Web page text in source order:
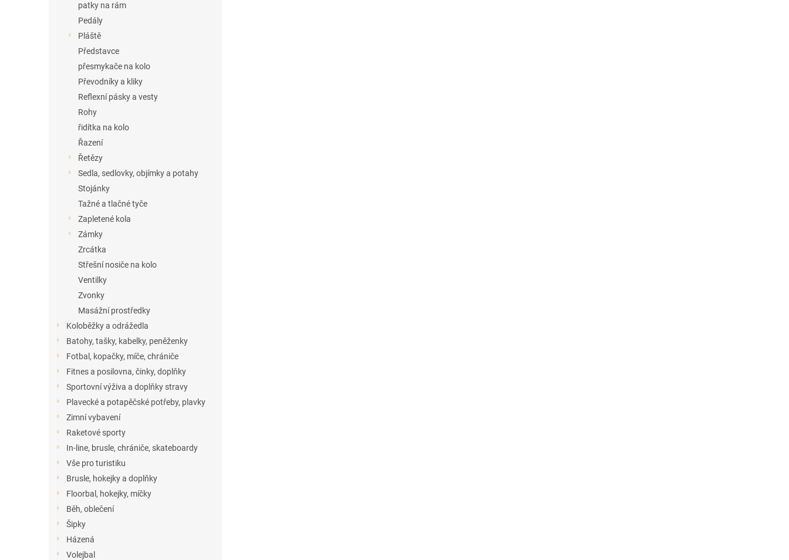
patky na rám
Pedály
Pláště
Představce
přesmykače na kolo
Převodníky a kliky
Reflexní pásky a vesty
Rohy
řidítka na kolo
Řazení
Řetězy
Sedla, sedlovky, objímky a potahy
Stojánky
Tažné a tlačné tyče
Zapletené kola
Zámky
Zrcátka
Střešní nosiče na kolo
Ventilky
Zvonky
Masážní prostředky
Koloběžky a odrážedla
Batohy, tašky, kabelky, peněženky
Fotbal, kopačky, míče, chrániče
Fitnes a posilovna, činky, doplňky
Sportovní výživa a doplňky stravy
Plavecké a potapěčské potřeby, plavky
Zimní vybavení
Raketové sporty
In-line, brusle, chrániče, skateboardy
Vše pro turistiku
Brusle, hokejky a doplňky
Floorbal, hokejky, míčky
Běh, oblečení
Šipky
Házená
Volejbal